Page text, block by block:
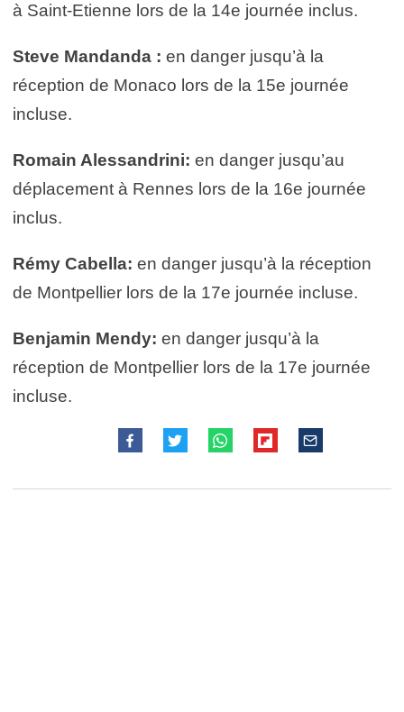
à Saint-Etienne lors de la 14e journée inclus.
Steve Mandanda : en danger jusqu’à la
réception de Monaco lors de la 15e journée
incluse.
Romain Alessandrini: en danger jusqu’au
déplacement à Rennes lors de la 16e journée
inclus.
Rémy Cabella: en danger jusqu’à la réception
de Montpellier lors de la 17e journée incluse.
Benjamin Mendy: en danger jusqu’à la
réception de Montpellier lors de la 17e journée
incluse.